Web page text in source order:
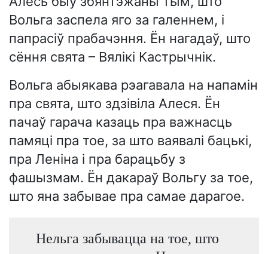
Вольга заспела яго за галеннем, і
папрасіў прабачэння. Ён нагадаў, што
сёння свята – Вялікі Кастрычнік.
Вольга абыякава рэагавала на напамін
пра свята, што здзівіла Алеся. Ён
пачаў гарача казаць пра важнасць
памяці пра тое, за што ваявалі бацькі,
пра Леніна і пра барацьбу з
фашызмам. Ён дакараў Вольгу за тое,
што яна забывае пра самае дарагое.
Нельга забывацца на тое, што